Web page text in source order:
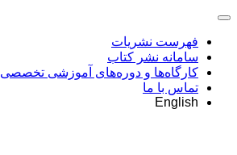
فهرست نشریات
سامانه نشر کتاب
کارگاه‌ها و دوره‌های آموزشی تخصصی
تماس با ما
English